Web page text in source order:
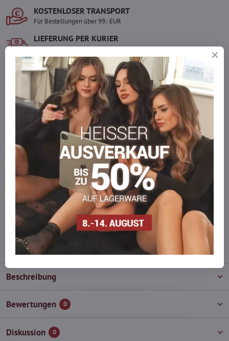
KOSTENLOSER TRANSPORT
Für Bestellungen über 99,- EUR
LIEFERUNG PER KURIER
Schnell und direkt nach Hause.
SICHERE ZAHLUNGEN
Gesicherte Online-Zahlungen
Ware auf Lager
Wir versenden sofort
Werden Sie Teil von everlady
Werden Sie Teil von everlady und genießen Sie einen
5 %
Mitgliedervorteilbei jedem Einkauf.
Der Vorteil wird automatisch im Warenkorb angewendet.
Möchten Sie mehr bestellen, als wir
auf Lager haben?
Zögern Sie nicht, uns zu kontaktieren, wir füllen die Ware für Sie
wieder auf!
info​@everlady​.eu
Beschreibung
Bewertungen 0
Diskussion 0